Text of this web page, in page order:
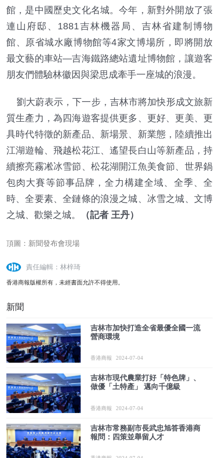
館，是中國歷史文化名城。今年，新對外開放了張
連山府邸、1881吉林機器局、吉林省建制博物
館、原省城水廠博物館等4家文博場所，即將開放
最文藝的車站—吉海鐵路總站遺址博物館，讓遊客
朋友們體驗林徽因與梁思成牽手一座城的浪漫。
劉大蔚表示，下一步，吉林市將加快形成文旅新
質生產力，為四海遊客提供更多、更好、更美、更
具時代特徵的新產品、新場景、新業態，陸續推出
江湖遊輪、飛越松花江、遙望長白山等新產品，持
續擦亮霧凇冰雪節、松花湖開江魚美食節、世界鍋
包肉大賽等節事品牌，全力構建全域、全季、全
時、全要素、全鏈條的浪漫之城、冰雪之城、文博
之城、歡樂之城。
（記者 王丹）
頂圖：新聞發布會現場
責任編輯：林梓琦
香港商報版權所有，未經書面允許不得使用。
新聞
吉林市加快打造全省最優全國一流
營商環境
香港商報 2024-07-04
吉林市現代農業打好「特色牌」、
做優「土特產」 邁向千億級
香港商報 2024-07-04
吉林市常務副市長武忠旭答香港商
報問：四策並舉留人才